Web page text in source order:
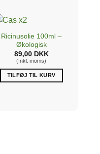
Ricinusolie 100ml –
Økologisk
89,00 DKK
(Inkl. moms)
TILFØJ TIL KURV